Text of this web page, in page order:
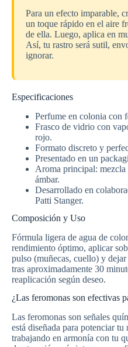
Para un efecto imparable,
un toque rápido en el aire
de ella. Luego, aplica en
Así, tu rastro será sutil,
ignorar.
Especificaciones
Perfume en colonia con
Frasco de vidrio con
rojo.
Formato discreto y
Presentado en un
Aroma principal:
ámbar.
Desarrollado en
Patti Stanger.
Composición y Uso
Fórmula ligera de agua de
rendimiento óptimo, aplicar
pulso (muñecas, cuello) y
tras aproximadamente 30
reaplicación según deseo.
¿Las feromonas son efectivas
Las feromonas son señales
está diseñada para potenciar tu
trabajando en armonía con tu